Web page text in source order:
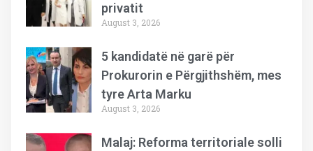
privatit
August 3, 2026
5 kandidatë në garë për
Prokurorin e Përgjithshëm, mes
tyre Arta Marku
August 3, 2026
Malaj: Reforma territoriale solli